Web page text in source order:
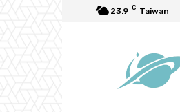
23.9 C Taiwan